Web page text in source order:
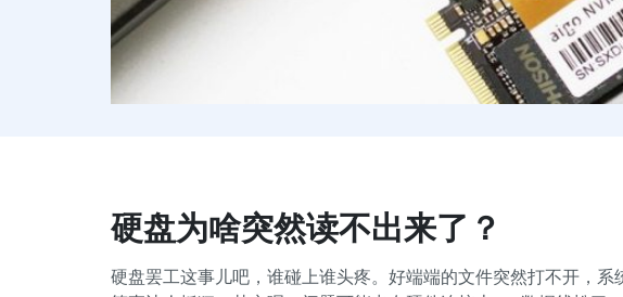
硬盘为啥突然读不出来了？
硬盘罢工这事儿吧，谁碰上谁头疼。好端端的文件突然打不开，系